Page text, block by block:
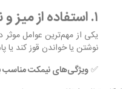
۱. استفاده از میز و نیمکت استاندارد و ارگونومیک
یکی از مهم‌ترین عوامل موثر
نوشتن یا خواندن قوز کند یا
✅ویژگی‌های نیمکت مناسب